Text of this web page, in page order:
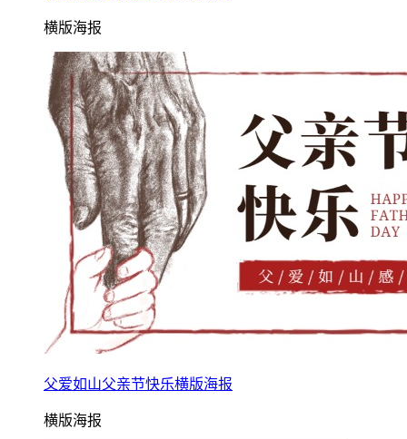
横版海报
父爱如山父亲节快乐横版海报
横版海报